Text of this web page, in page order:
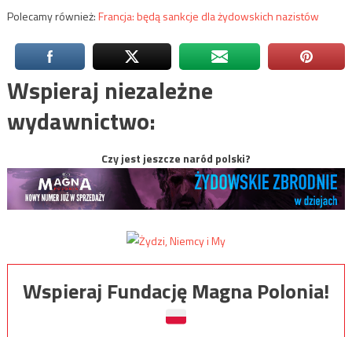
Polecamy również:Francja: będą sankcje dla żydowskich nazistów
Wspieraj niezależne
wydawnictwo:
Czy jest jeszcze naród polski?
Wspieraj Fundację Magna Polonia!